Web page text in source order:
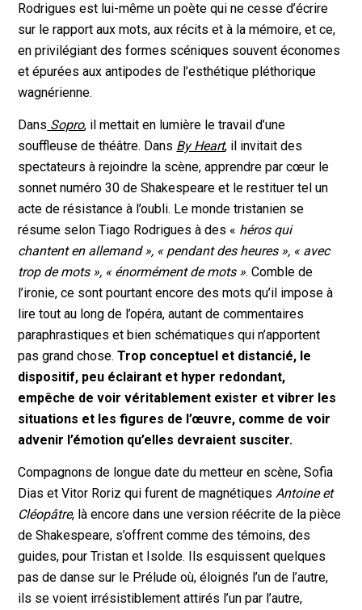
Rodrigues est lui-même un poète qui ne cesse d’écrire
sur le rapport aux mots, aux récits et à la mémoire, et ce,
en privilégiant des formes scéniques souvent économes
et épurées aux antipodes de l’esthétique pléthorique
wagnérienne.
Dans Sopro, il mettait en lumière le travail d’une
souffleuse de théâtre. Dans By Heart, il invitait des
spectateurs à rejoindre la scène, apprendre par cœur le
sonnet numéro 30 de Shakespeare et le restituer tel un
acte de résistance à l’oubli. Le monde tristanien se
résume selon Tiago Rodrigues à des « héros qui
chantent en allemand », « pendant des heures », « avec
trop de mots », « énormément de mots ». Comble de
l’ironie, ce sont pourtant encore des mots qu’il impose à
lire tout au long de l’opéra, autant de commentaires
paraphrastiques et bien schématiques qui n’apportent
pas grand chose.Trop conceptuel et distancié, le
dispositif, peu éclairant et hyper redondant,
empêche de voir véritablement exister et vibrer les
situations et les figures de l’œuvre, comme de voir
advenir l’émotion qu’elles devraient susciter.
Compagnons de longue date du metteur en scène, Sofia
Dias et Vitor Roriz qui furent de magnétiques Antoine et
Cléopâtre, là encore dans une version réécrite de la pièce
de Shakespeare, s’offrent comme des témoins, des
guides, pour Tristan et Isolde. Ils esquissent quelques
pas de danse sur le Prélude où, éloignés l’un de l’autre,
ils se voient irrésistiblement attirés l’un par l’autre,